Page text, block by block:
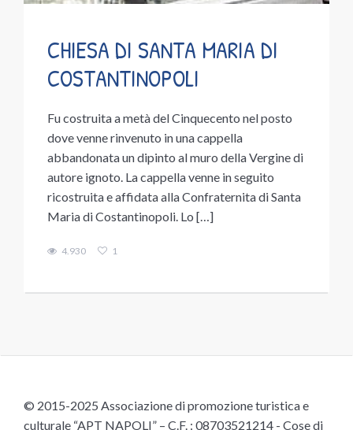
CHIESA DI SANTA MARIA DI
COSTANTINOPOLI
Fu costruita a metà del Cinquecento nel posto
dove venne rinvenuto in una cappella
abbandonata un dipinto al muro della Vergine di
autore ignoto. La cappella venne in seguito
ricostruita e affidata alla Confraternita di Santa
Maria di Costantinopoli. Lo […]
4.930 1
© 2015-2025 Associazione di promozione turistica e
culturale “APT NAPOLI” – C.F. : 08703521214 - Cose di